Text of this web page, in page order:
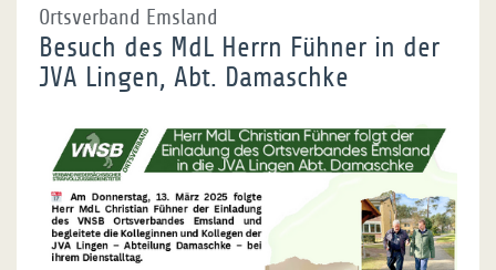
Ortsverband Emsland
Besuch des MdL Herrn Fühner in der
JVA Lingen, Abt. Damaschke